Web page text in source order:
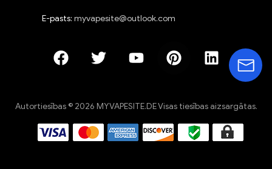
E-pasts: myvapesite@outlook.com
Autortiesības © 2026 MYVAPESITE.DE Visas tiesības aizsargātas.